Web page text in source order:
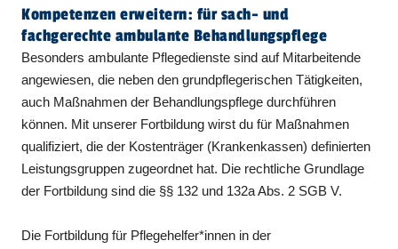
Kompetenzen erweitern: für sach- und
fachgerechte ambulante Behandlungspflege
Besonders ambulante Pflegedienste sind auf Mitarbeitende
angewiesen, die neben den grundpflegerischen Tätigkeiten,
auch Maßnahmen der Behandlungspflege durchführen
können. Mit unserer Fortbildung wirst du für Maßnahmen
qualifiziert, die der Kostenträger (Krankenkassen) definierten
Leistungsgruppen zugeordnet hat. Die rechtliche Grundlage
der Fortbildung sind die §§ 132 und 132a Abs. 2 SGB V.
Die Fortbildung für Pflegehelfer*innen in der